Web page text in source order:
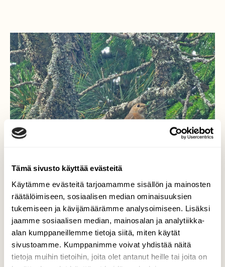
Tämä sivusto käyttää evästeitä
Käytämme evästeitä tarjoamamme sisällön ja mainosten
räätälöimiseen, sosiaalisen median ominaisuuksien
tukemiseen ja kävijämäärämme analysoimiseen. Lisäksi
jaamme sosiaalisen median, mainosalan ja analytiikka-
alan kumppaneillemme tietoja siitä, miten käytät
sivustoamme. Kumppanimme voivat yhdistää näitä
tietoja muihin tietoihin, joita olet antanut heille tai joita on